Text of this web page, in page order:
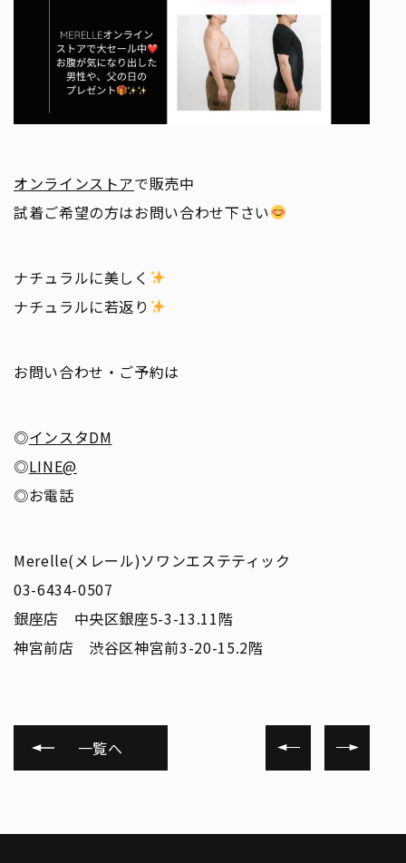
オンラインストアで販売中
試着ご希望の方はお問い合わせ下さい
ナチュラルに美しく
ナチュラルに若返り
お問い合わせ・ご予約は
◎インスタDM
◎LINE@
◎お電話
Merelle(メレール)ソワンエステティック
03-6434-0507
銀座店 中央区銀座5-3-13.11階
神宮前店 渋谷区神宮前3-20-15.2階
一覧へ